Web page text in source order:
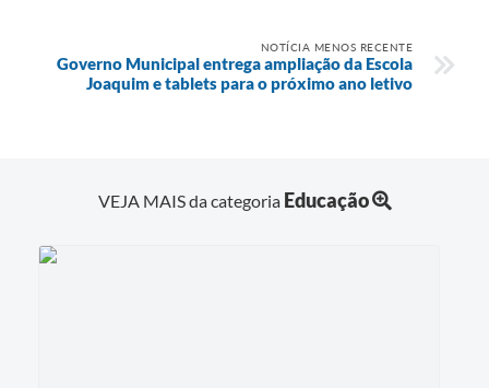
NOTÍCIA MENOS RECENTE
Governo Municipal entrega ampliação da Escola
Joaquim e tablets para o próximo ano letivo
VEJA MAIS da categoria Educação